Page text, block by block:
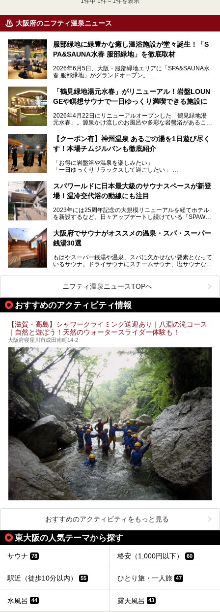
大阪府のニフティ温泉ニュース
服部緑地に緑豊かな癒し温浴施設が堂々誕生！「S
PA&SAUNA水春 服部緑地」を徹底取材
2026年6月5日、大阪・服部緑地エリアに「SPA&SAUNA水
春 服部緑地」がグランドオープン。
当初の計画から約5年の時を経て誕生した本施設は、温泉・
サウナ・岩盤浴・フィットネス・ラウンジ・レストランなど
を融合した、これまでの“水春”のイメージをさらに進化させ
今回はオープン前の内覧会に参加し、館内のこだわりポイン
サウナー注目の3種のサウナや160cmの深水風呂、没入感の
高い岩盤浴エリア、日本最大の台数を誇る最新AIフィットネ
スマシンなど、見どころ満載の館内を詳しくご紹介します。
「鶴見緑地湯元水春」がリニューアル！岩盤LOUN
GEや瞑想サウナで一日ゆっくり満喫できる施設に
2026年4月22日にリニューアルオープンした「鶴見緑地湯
元水春」。源泉かけ流しのお風呂や多彩な岩盤浴があること
に“一日中くつろげる場所”としてパワーアップしています。
今回のリニューアルでは、新たに登場した瞑想サウナをはじ
見どころが盛りだくさん。日常の疲れを癒やしたい方はもち
ろん、休日にゆったり過ごしたい方にもぴったりの内容とな
本記事では、そんなリニューアル後の注目ポイントを詳しく
紹介します。これから「鶴見緑地湯元水春」に訪れる方や、
い。
【クーポン有】神州温泉 あるごの湯を1日遊び尽く
す！本場チムジルバンも徹底紹介
「お得に岩盤浴や温泉を楽しみたい」
「一日ゆっくりリラックスして過ごしたい」
利用できる「神州温泉 あるごの湯」です。
あるごの湯は、大阪府豊中市にある日帰り温浴施設で、阪急
チムジルバン（岩盤浴）を中心に、発汗・リラックス・漫画
タイムまで満喫できる長時間滞在型の施設なので、一日中ゆ
る迫力ある熱波パフォーマンスも毎日行われており、“とと
のう”体験をしっかり楽しめるのもポイントです。
ケやボウリングといった遊び場もあり、友人同士やカップル
で“遊び+癒し”の一日を過ごすのにもぴったり。
処にいたるまで魅力をたっぷり堪能してきたので、その全容
スパワールドに日本最大級のサウナスペースが新登
場！温冷交代浴の動線にも注目
2023年には25周年記念の大規模リニューアルを経てホテル
を新設するなど、日々アップデートし続けている「SPAWO
そんなスパワールドが2025年11月15日（土）に、新たな浴
室や日本最大級140人収容の大規模サウナを携えてリニュー
アルオープン！浴室である4F・6Fそれぞれにリニューアル
大規模リニューアルの全容を確認すべく、リニューアルプレ
オープンイベントに行ってきました！今回はそのリニューア
大阪府でサウナがオススメの温泉・スパ・スーパー
銭湯30選
もはやスーパー銭湯や温泉、スパに欠かせない要素となって
いるサウナ。ドライサウナにスチームサウナ、塩サウナな
ペース、ロウリュウなど、心ゆくまで楽しむためのサービス
が充実した施設も多くみられます。
今回はそんなサウナにこだわった、大阪府内のオススメ温
泉・銭湯・スパを30件紹介したいと思います！
ニフティ温泉ニュースTOPへ
おすすめのアクティビティ情報
【滋賀・高島】シャワークライミング送迎あり｜八淵の滝コース
｜自然と遊ぼう！天然のウォータースライダー体験も！
大阪府寝屋川市成田南町14-2
おすすめのアクティビティをもっと見る
東大阪の人気テーマから探す
サウナ 78 格安（1,000円以下） 60
駅近（徒歩10分以内） 55 ひとり旅・一人旅 47
水風呂 44 露天風呂 43